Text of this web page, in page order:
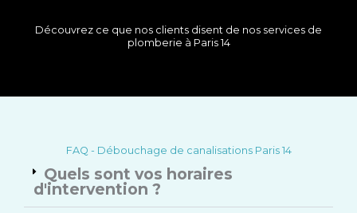
Découvrez ce que nos clients disent de nos services de
plomberie à Paris 14
FAQ - Débouchage de canalisations Paris 14
Quels sont vos horaires
d'intervention ?